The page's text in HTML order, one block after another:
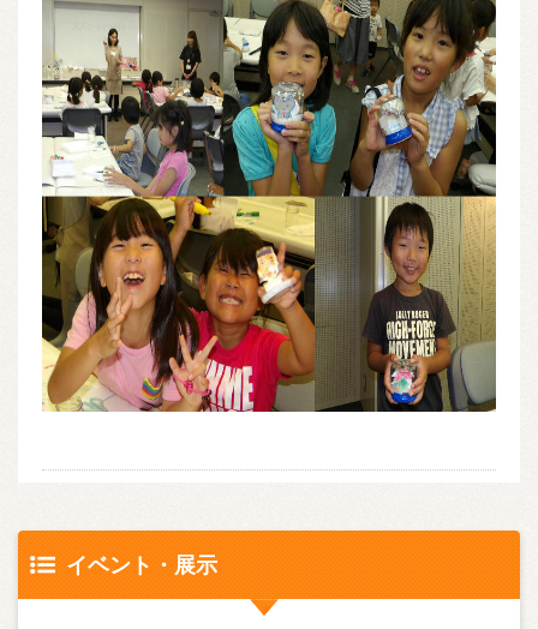
イベント・展示